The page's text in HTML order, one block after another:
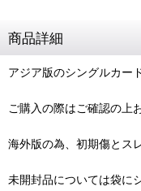
商品詳細
アジア版のシングルカー
ご購入の際はご確認の上
海外版の為、初期傷とス
未開封品については袋に